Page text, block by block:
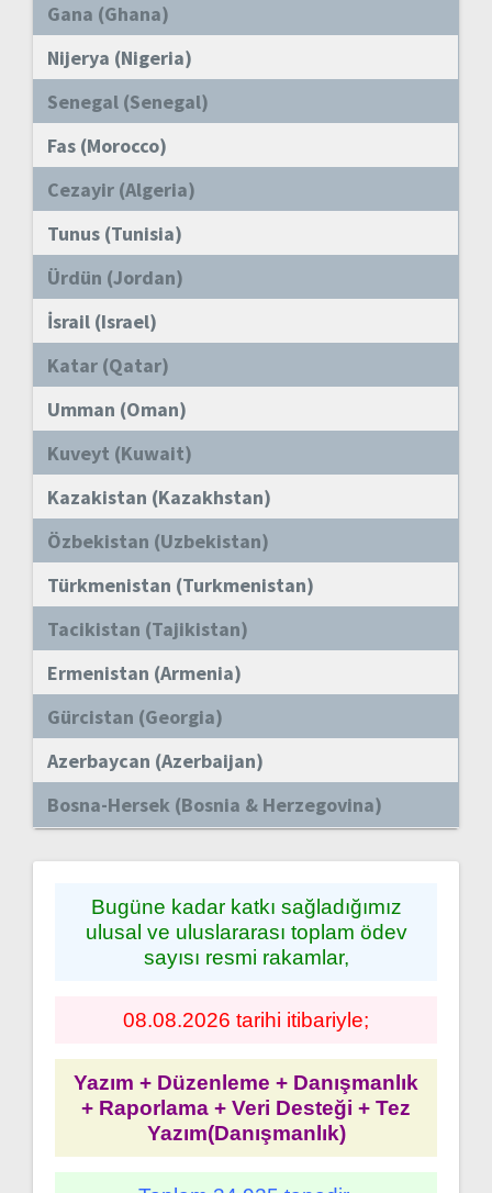
Gana (Ghana)
Nijerya (Nigeria)
Senegal (Senegal)
Fas (Morocco)
Cezayir (Algeria)
Tunus (Tunisia)
Ürdün (Jordan)
İsrail (Israel)
Katar (Qatar)
Umman (Oman)
Kuveyt (Kuwait)
Kazakistan (Kazakhstan)
Özbekistan (Uzbekistan)
Türkmenistan (Turkmenistan)
Tacikistan (Tajikistan)
Ermenistan (Armenia)
Gürcistan (Georgia)
Azerbaycan (Azerbaijan)
Bosna-Hersek (Bosnia & Herzegovina)
Bugüne kadar katkı sağladığımız
ulusal ve uluslararası toplam ödev
sayısı resmi rakamlar,
08.08.2026 tarihi itibariyle;
Yazım + Düzenleme + Danışmanlık
+ Raporlama + Veri Desteği + Tez
Yazım(Danışmanlık)